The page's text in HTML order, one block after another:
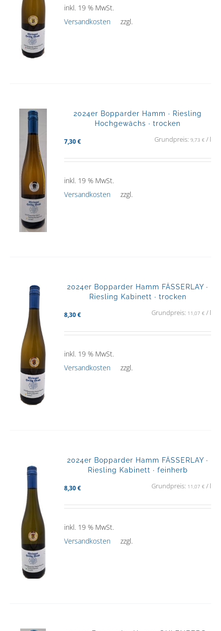
inkl. 19 % MwSt.
zzgl.
Versandkosten
2024er Bopparder Hamm · Riesling
Hochgewächs · trocken
7,30€ Grundpreis: 9,73 €/ l
inkl. 19 % MwSt.
zzgl.
Versandkosten
2024er Bopparder Hamm FÄSSERLAY ·
Riesling Kabinett · trocken
8,30€ Grundpreis: 11,07 €/ l
inkl. 19 % MwSt.
zzgl.
Versandkosten
2024er Bopparder Hamm FÄSSERLAY ·
Riesling Kabinett · feinherb
8,30€ Grundpreis: 11,07 €/ l
inkl. 19 % MwSt.
zzgl.
Versandkosten